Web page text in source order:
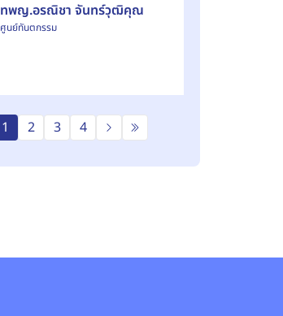
ทพญ.อรณิชา จันทร์วุฒิคุณ
ศูนย์ทันตกรรม
1 2 3 4